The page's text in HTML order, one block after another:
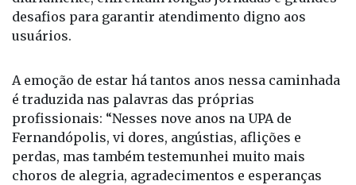
desafios para garantir atendimento digno aos
usuários.
A emoção de estar há tantos anos nessa caminhada
é traduzida nas palavras das próprias
profissionais: “Nesses nove anos na UPA de
Fernandópolis, vi dores, angústias, aflições e
perdas, mas também testemunhei muito mais
choros de alegria, agradecimentos e esperanças